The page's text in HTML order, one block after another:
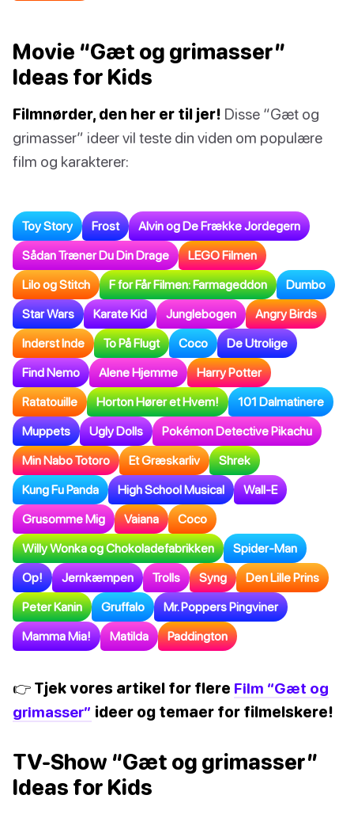
Movie “Gæt og grimasser”
Ideas for Kids
Filmnørder, den her er til jer! Disse “Gæt og
grimasser” ideer vil teste din viden om populære
film og karakterer:
Toy Story Frost Alvin og De Frække Jordegern
Sådan Træner Du Din Drage LEGO Filmen
Lilo og Stitch F for Får Filmen: Farmageddon Dumbo
Star Wars Karate Kid Junglebogen Angry Birds
Inderst Inde To På Flugt Coco De Utrolige
Find Nemo Alene Hjemme Harry Potter
Ratatouille Horton Hører et Hvem! 101 Dalmatinere
Muppets Ugly Dolls Pokémon Detective Pikachu
Min Nabo Totoro Et Græskarliv Shrek
Kung Fu Panda High School Musical Wall-E
Grusomme Mig Vaiana Coco
Willy Wonka og Chokoladefabrikken Spider-Man
Op! Jernkæmpen Trolls Syng Den Lille Prins
Peter Kanin Gruffalo Mr. Poppers Pingviner
Mamma Mia! Matilda Paddington
👉 Tjek vores artikel for flere Film “Gæt og
grimasser” ideer og temaer for filmelskere!
TV-Show “Gæt og grimasser”
Ideas for Kids